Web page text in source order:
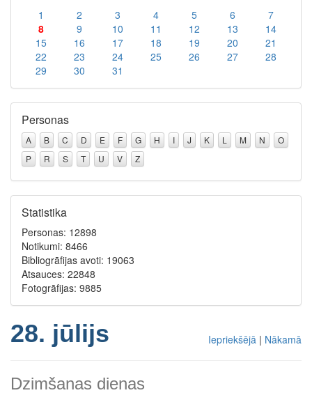
1 2 3 4 5 6
7
8
9 10 11 12 13
14
15
16 17 18 19 20
21
22
23 24 25 26 27
28
29
30 31
Personas
A B C D E F G H I J K L M N
O
P
R S T U V Z
Statistika
Personas: 12898
Notikumi: 8466
Bibliogrāfijas avoti: 19063
Atsauces: 22848
Fotogrāfijas: 9885
Iepriekšējā | Nākamā
28. jūlijs
Dzimšanas dienas